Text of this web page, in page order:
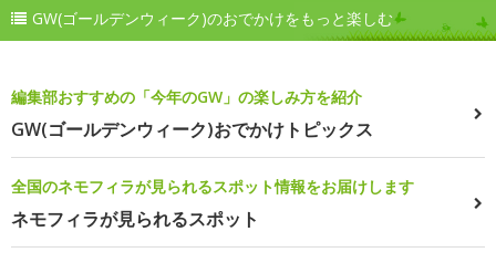
GW(ゴールデンウィーク)のおでかけをもっと楽しむ
編集部おすすめの「今年のGW」の楽しみ方を紹介
GW(ゴールデンウィーク)おでかけトピックス
全国のネモフィラが見られるスポット情報をお届けします
ネモフィラが見られるスポット